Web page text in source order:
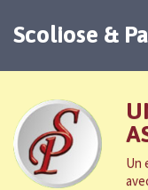
Scoliose &
Un